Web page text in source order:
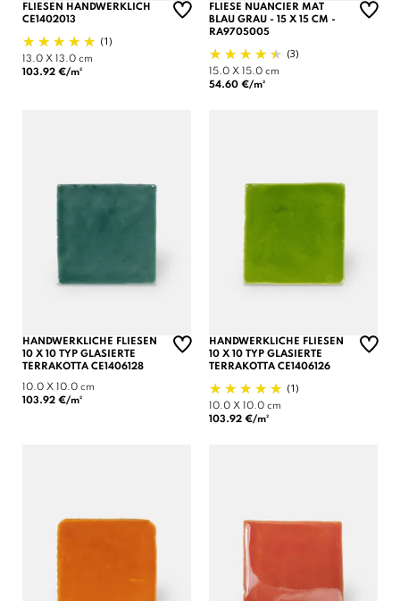
FLIESEN HANDWERKLICH
CE1402013
(1)
13.0 X 13.0 cm
103.92 €/m²
FLIESE NUANCIER MAT
BLAU GRAU - 15 X 15 CM -
RA9705005
(3)
15.0 X 15.0 cm
54.60 €/m²
HANDWERKLICHE FLIESEN
10 X 10 TYP GLASIERTE
TERRAKOTTA CE1406128
10.0 X 10.0 cm
103.92 €/m²
HANDWERKLICHE FLIESEN
10 X 10 TYP GLASIERTE
TERRAKOTTA CE1406126
(1)
10.0 X 10.0 cm
103.92 €/m²